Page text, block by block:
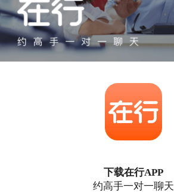
下载在行APP
约高手一对一聊天